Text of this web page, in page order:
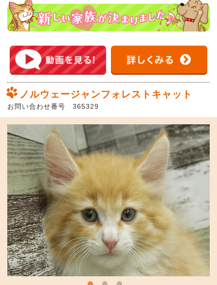
ノルウェージャンフォレストキャット
お問い合わせ番号 365329